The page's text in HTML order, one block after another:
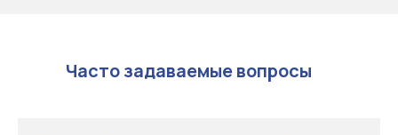
Часто задаваемые вопросы